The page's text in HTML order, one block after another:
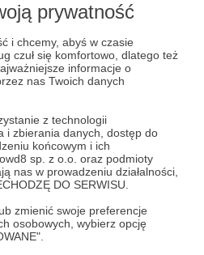
prywatność
i chcemy, abyś w czasie
czuł się komfortowo, dlatego też
informacje o
nas Twoich danych
z technologii
i zbierania danych, dostęp do
końcowym i ich
sp. z o.o. oraz podmioty
nas w prowadzeniu działalności,
DO SERWISU.
zmienić swoje preferencje
osobowych, wybierz opcję